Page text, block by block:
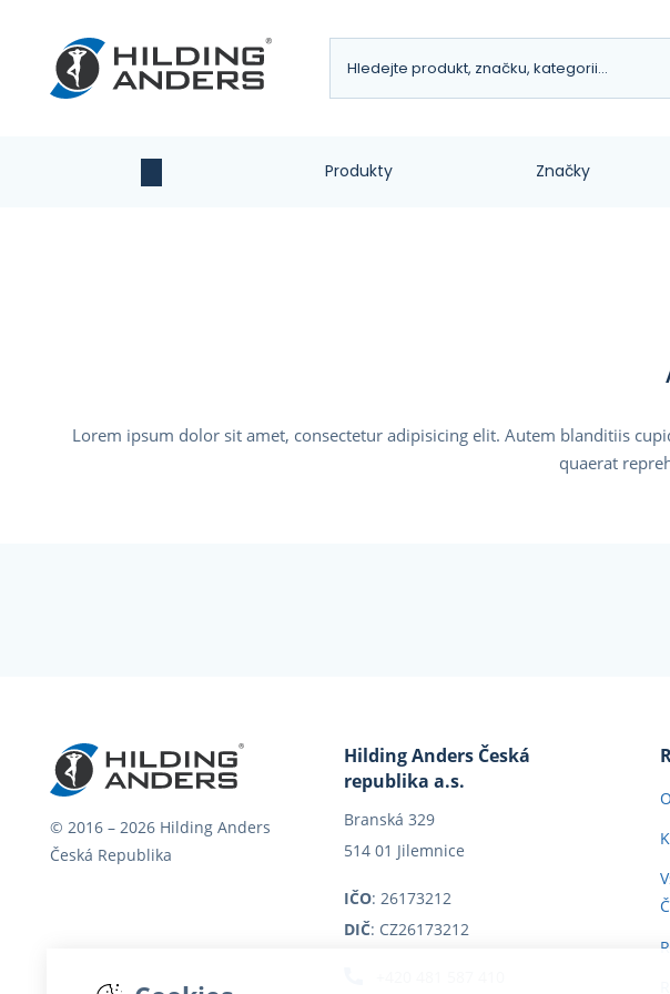
Produkty Značky
Lorem ipsum dolor sit amet, consectetur adipisicing elit. Autem blanditiis
quaerat
© 2016 – 2026 Hilding Anders
Česká Republika
Hilding Anders Česká
republika a.s.
Branská 329
514 01 Jilemnice
IČO: 26173212
DIČ: CZ26173212